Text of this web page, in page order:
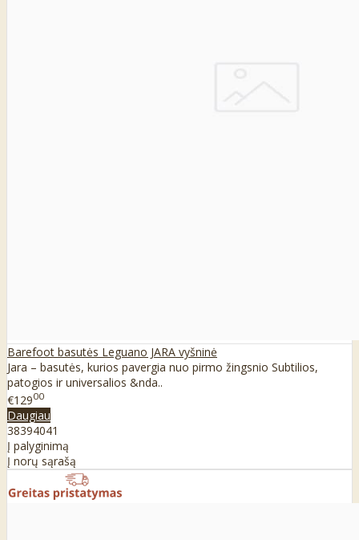
Barefoot basutės Leguano JARA vyšninė
Jara – basutės, kurios pavergia nuo pirmo žingsnio Subtilios,
patogios ir universalios &nda..
€12900
Daugiau
38394041
Į palyginimą
Į norų sąrašą